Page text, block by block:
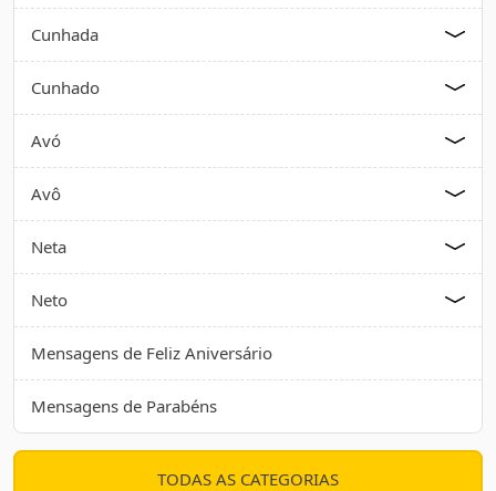
Cunhada
Cunhado
Avó
Avô
Neta
Neto
Mensagens de Feliz Aniversário
Mensagens de Parabéns
TODAS AS CATEGORIAS